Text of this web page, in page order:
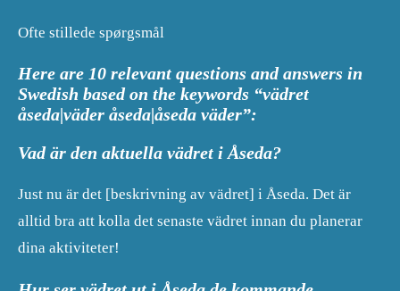
Ofte stillede spørgsmål
Here are 10 relevant questions and answers in
Swedish based on the keywords “vädret
åseda|väder åseda|åseda väder”:
Vad är den aktuella vädret i Åseda?
Just nu är det [beskrivning av vädret] i Åseda. Det är
alltid bra att kolla det senaste vädret innan du planerar
dina aktiviteter!